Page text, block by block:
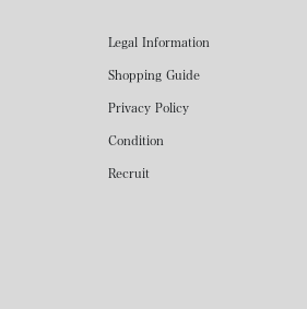
Legal Information
Shopping Guide
Privacy Policy
Condition
Recruit